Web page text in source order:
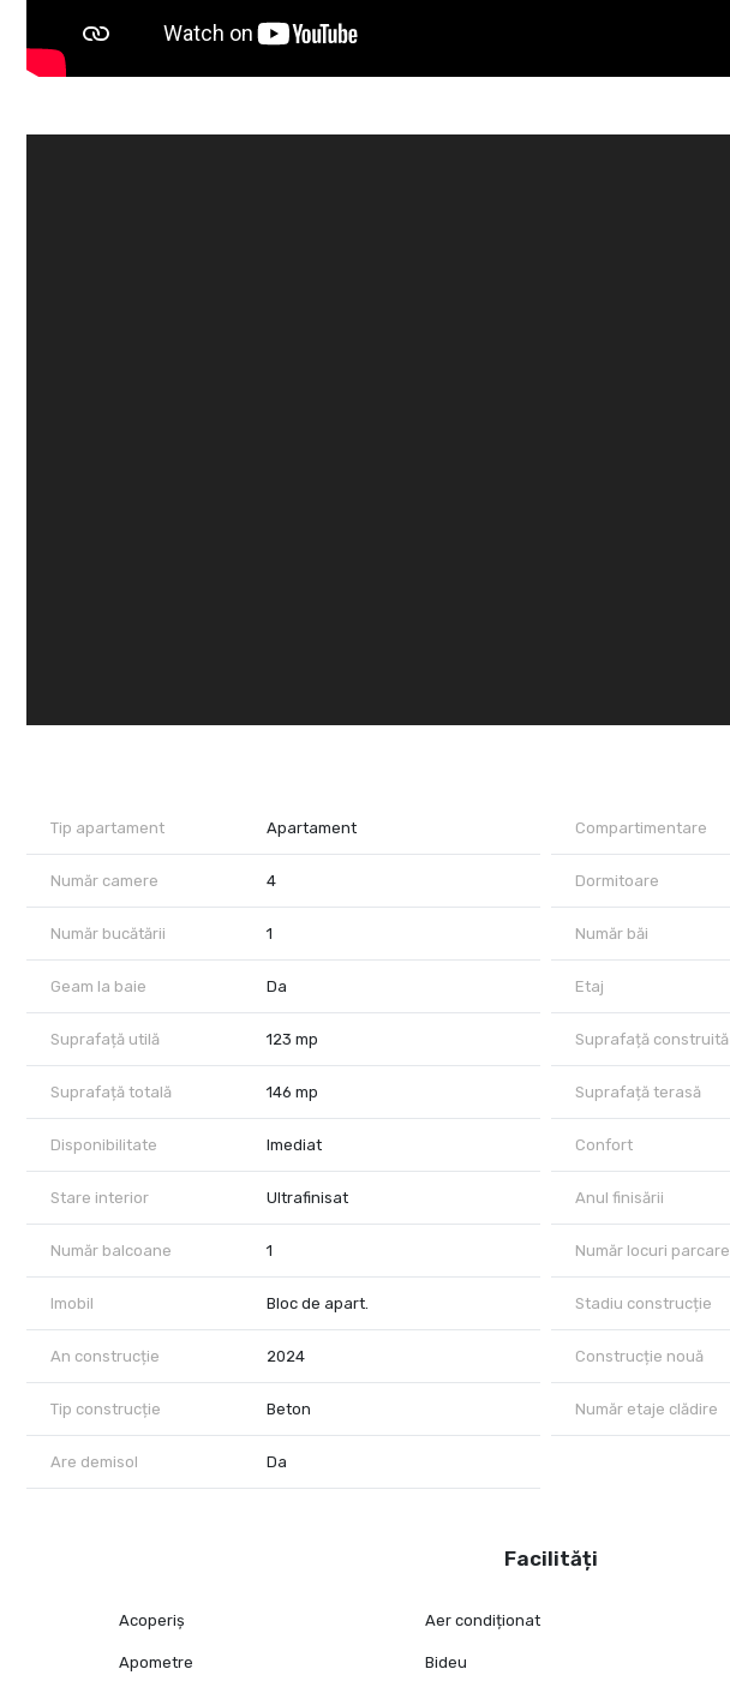
Tip apartament Apartament Compartimentare
Număr camere 4 Dormitoare
Număr bucătării 1 Număr băi
Geam la baie Da Etaj
Suprafață utilă 123 mp Suprafață construită
Suprafață totală 146 mp Suprafață terasă
Disponibilitate Imediat Confort
Stare interior Ultrafinisat Anul finisării
Număr balcoane 1 Număr locuri parcare
Imobil Bloc de apart. Stadiu construcție
An construcție 2024 Construcție nouă
Tip construcție Beton Număr etaje clădire
Are demisol Da
Facilități
Acoperiș Aer condiționat
Apometre Bideu